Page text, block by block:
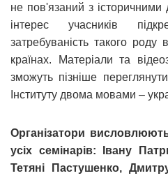
не пов'язаний з
інтерес учасників
затребуваність такого роду
країнах. Матеріали та
зможуть пізніше
Інституту двома мовами –
Організатори
усіх семінарів: Івану
Тетяні Пастушенко,